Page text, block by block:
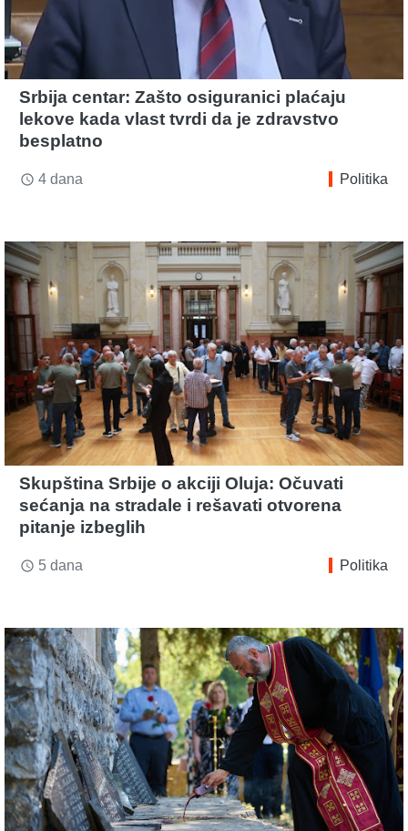
Srbija centar: Zašto osiguranici plaćaju
lekove kada vlast tvrdi da je zdravstvo
besplatno
access_time 4 dana Politika
Skupština Srbije o akciji Oluja: Očuvati
sećanja na stradale i rešavati otvorena
pitanje izbeglih
access_time 5 dana Politika